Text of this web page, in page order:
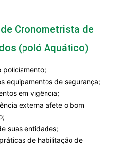
Cronometrista de
(poló Aquático)
policiamento;
equipamentos de segurança;
em vigência;
externa afete o bom
suas entidades;
de habilitação de